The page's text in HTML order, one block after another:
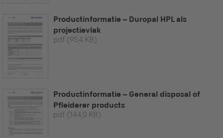
Productinformatie – Duropal HPL als
projectievlak
pdf (95,4 KB)
Productinformatie – General disposal of
Pfleiderer products
pdf (144,0 KB)